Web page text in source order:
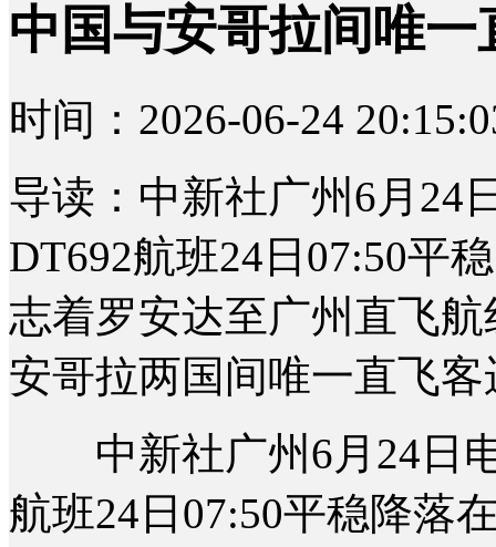
中国与安哥拉间唯
时间：2026-06-24
导读：中新社广州6月24
DT692航班24日07:50平
志着罗安达至广州直飞
安哥拉两国间唯一直飞
中新社广州6月24日电
航班24日07:50平稳降落